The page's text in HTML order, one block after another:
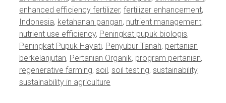
enhanced efficiency fertilizer, fertilizer enhancement,
Indonesia, ketahanan pangan, nutrient management,
nutrient use efficiency, Peningkat pupuk biologis,
Peningkat Pupuk Hayati, Penyubur Tanah, pertanian
berkelanjutan, Pertanian Organik, program pertanian,
regenerative farming, soil , soil testing, sustainability,
sustainability in agriculture